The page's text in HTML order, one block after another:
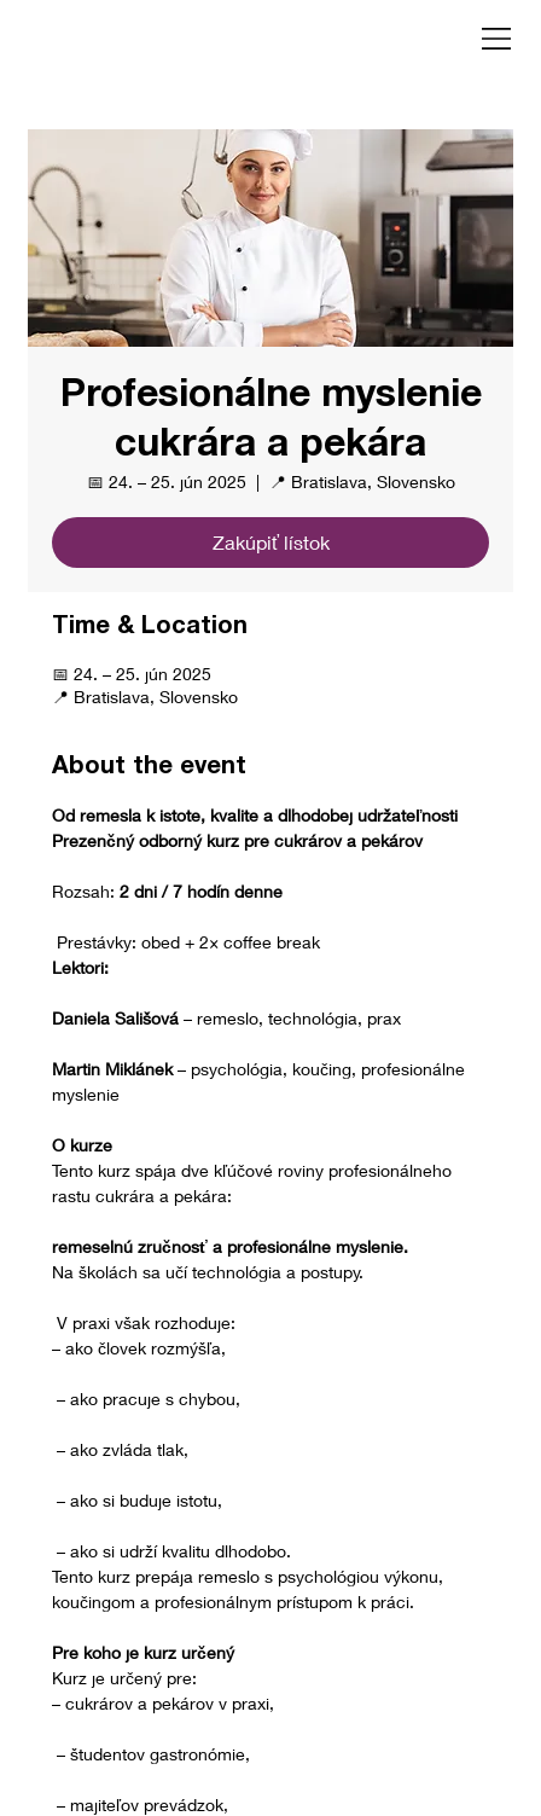
Profesionálne myslenie
cukrára a pekára
📅 24. – 25. jún 2025
  |
📍 Bratislava, Slovensko
Zakúpiť lístok
Time & Location
📅 24. – 25. jún 2025
📍 Bratislava, Slovensko
About the event
Od remesla k istote, kvalite a dlhodobej udržateľnosti
Prezenčný odborný kurz pre cukrárov a pekárov
Rozsah: 2 dni / 7 hodín denne
Prestávky: obed + 2× coffee break
Lektori:
Daniela Sališová – remeslo, technológia, prax
Martin Miklánek – psychológia, koučing, profesionálne
myslenie
O kurze
Tento kurz spája dve kľúčové roviny profesionálneho
rastu cukrára a pekára:
remeselnú zručnosť a profesionálne myslenie.
Na školách sa učí technológia a postupy.
V praxi však rozhoduje:
– ako človek rozmýšľa,
– ako pracuje s chybou,
– ako zvláda tlak,
– ako si buduje istotu,
– ako si udrží kvalitu dlhodobo.
Tento kurz prepája remeslo s psychológiou výkonu,
koučingom a profesionálnym prístupom k práci.
Pre koho je kurz určený
Kurz je určený pre:
– cukrárov a pekárov v praxi,
– študentov gastronómie,
– majiteľov prevádzok,